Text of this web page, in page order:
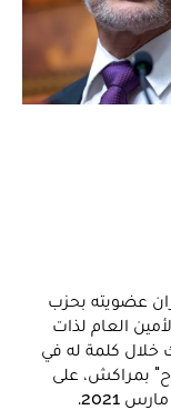
عضويته بحزب
العام لذات
خلال كلمة له في
بمراكش، على